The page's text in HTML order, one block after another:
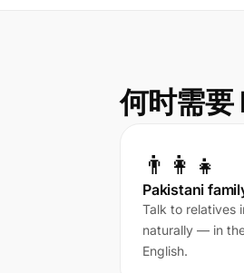
何时需
👨‍👩‍👧
Pakistani
Talk to relatives
naturally — in
English.